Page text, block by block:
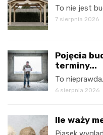
To nie jest
7 sierpnia 2026
Pojęcia
terminy...
To
6 sierpnia 2026
Ile waży